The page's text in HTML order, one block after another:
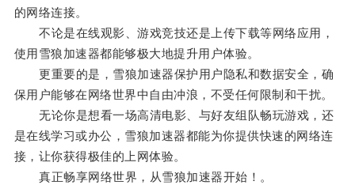
的网络连接。
不论是在线观影、游戏竞技还是上传下载等网络应用，
使用雪狼加速器都能够极大地提升用户体验。
更重要的是，雪狼加速器保护用户隐私和数据安全，确
保用户能够在网络世界中自由冲浪，不受任何限制和干扰。
无论你是想看一场高清电影、与好友组队畅玩游戏，还
是在线学习或办公，雪狼加速器都能为你提供快速的网络连
接，让你获得极佳的上网体验。
真正畅享网络世界，从雪狼加速器开始！。